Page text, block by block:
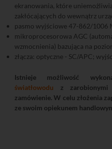
ekranowania, które
zakłócających do wewnątrz
pasmo wyjściowe 47-862/1006
mikroprocesorowa AGC
wzmocnienia) bazująca na
złącza: optyczne - SC/APC;
Istnieje możliwość
światłowodu z zarobionymi
zamówienie. W celu złożenia
ze swoim opiekunem